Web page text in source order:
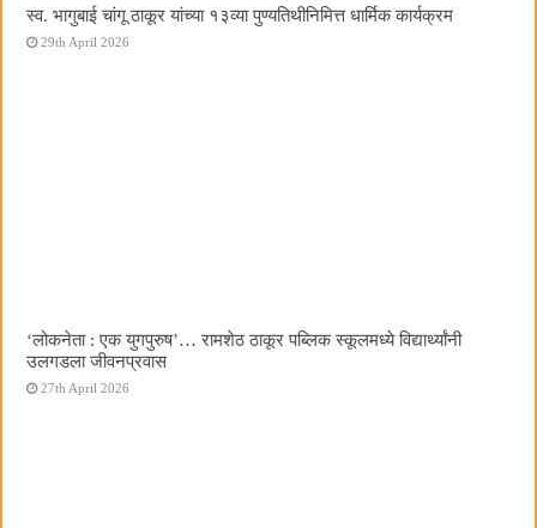
स्व. भागुबाई चांगू ठाकूर यांच्या १३व्या पुण्यतिथीनिमित्त धार्मिक कार्यक्रम
29th April 2026
‌‘लोकनेता : एक युगपुरुष‌’… रामशेठ ठाकूर पब्लिक स्कूलमध्ये विद्यार्थ्यांनी
उलगडला जीवनप्रवास
27th April 2026